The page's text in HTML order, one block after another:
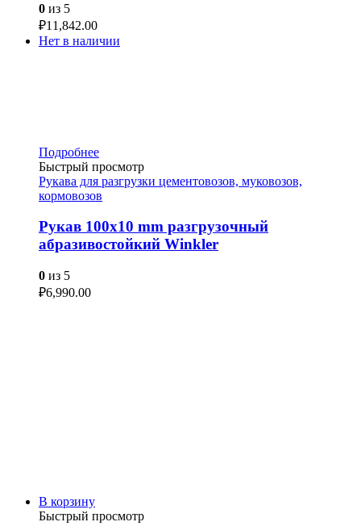
0 из 5
₽11,842.00
Нет в наличии
Подробнее
Быстрый просмотр
Рукава для разгрузки цементовозов, муковозов,
кормовозов
Рукав 100х10 mm разгрузочный
абразивостойкий Winkler
0 из 5
₽6,990.00
В корзину
Быстрый просмотр